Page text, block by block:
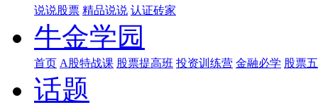
说说股票 精品说说 认证砖家
牛金学园
首页 A股特战课 股票提高班 投资训练营 金融必学 股票
话题